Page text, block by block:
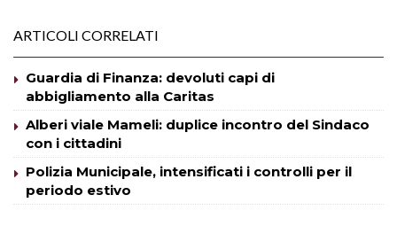
ARTICOLI CORRELATI
Guardia di Finanza: devoluti capi di
abbigliamento alla Caritas
Alberi viale Mameli: duplice incontro del Sindaco
con i cittadini
Polizia Municipale, intensificati i controlli per il
periodo estivo